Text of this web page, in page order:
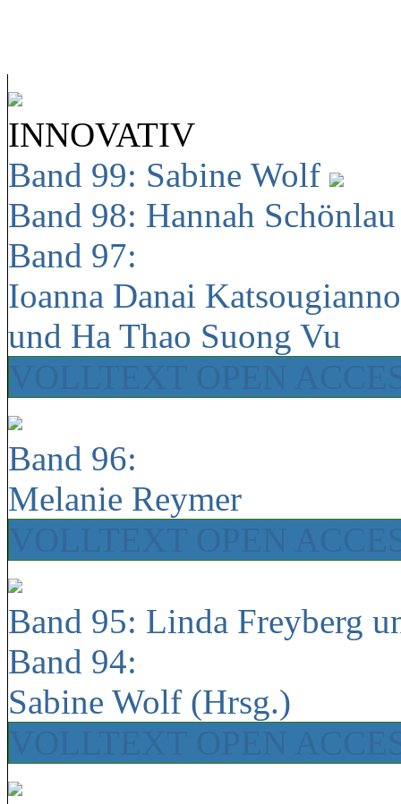
INNOVATIV
Band 99: Sabine Wolf
Band 98: Hannah
Band 97:
Ioanna Danai
und Ha Thao Suong Vu
Band 96:
Melanie Reymer
Band 95: Linda Freyberg
Band 94:
Sabine Wolf (Hrsg.)